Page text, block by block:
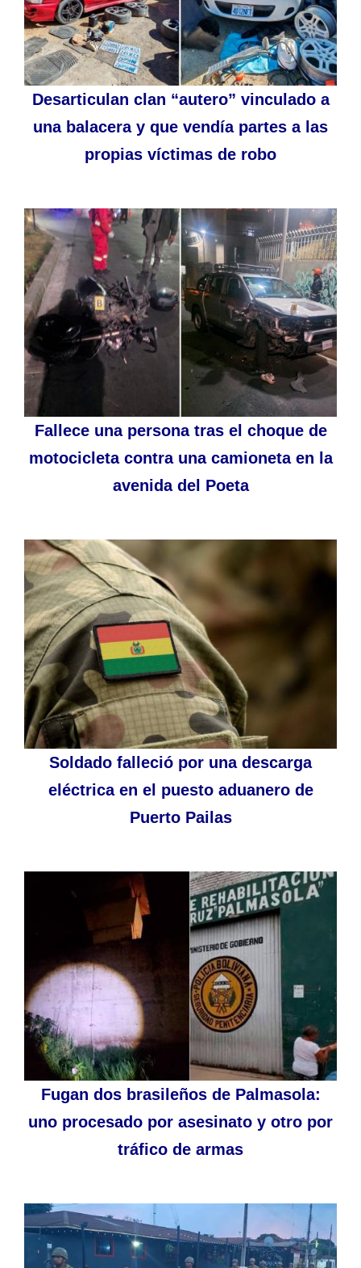
Desarticulan clan “autero” vinculado a
una balacera y que vendía partes a las
propias víctimas de robo
Fallece una persona tras el choque de
motocicleta contra una camioneta en la
avenida del Poeta
Soldado falleció por una descarga
eléctrica en el puesto aduanero de
Puerto Pailas
Fugan dos brasileños de Palmasola:
uno procesado por asesinato y otro por
tráfico de armas